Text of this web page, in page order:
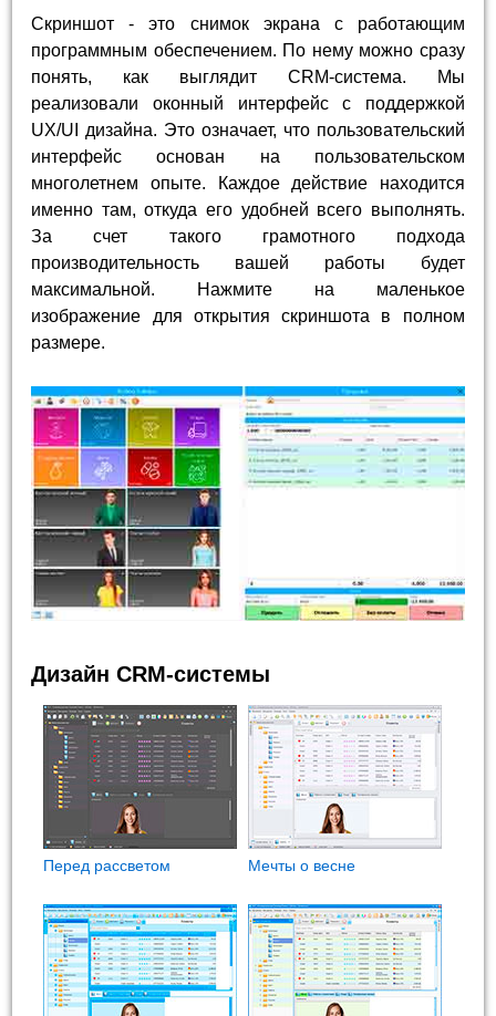
Скриншот - это снимок экрана с работающим
программным обеспечением. По нему можно сразу
понять, как выглядит CRM-система. Мы
реализовали оконный интерфейс с поддержкой
UX/UI дизайна. Это означает, что пользовательский
интерфейс основан на пользовательском
многолетнем опыте. Каждое действие находится
именно там, откуда его удобней всего выполнять.
За счет такого грамотного подхода
производительность вашей работы будет
максимальной. Нажмите на маленькое
изображение для открытия скриншота в полном
размере.
Дизайн CRM-системы
Перед рассветом Мечты о весне